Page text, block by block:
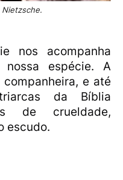
nos acompanha
espécie. A
e até
da Bíblia
de crueldade,
escudo.